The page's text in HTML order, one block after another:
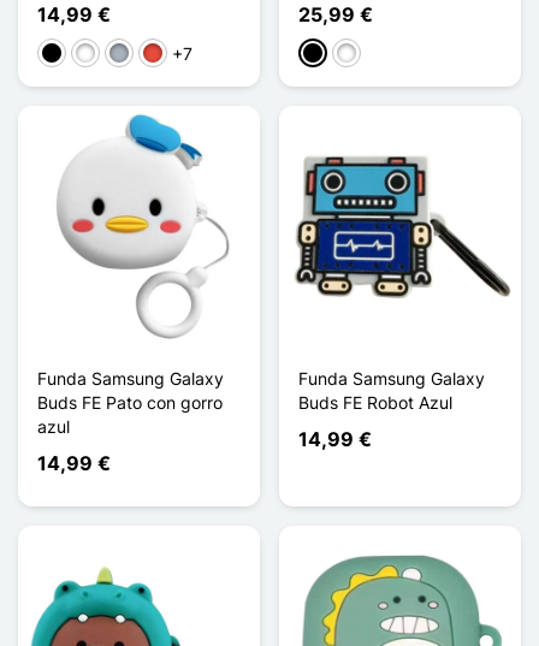
14,99 €
NegroBlanco
Gris Rojo+7
25,99 €
NegroBlanco
Funda Samsung Galaxy
Buds FE Pato con gorro
azul
14,99 €
Funda Samsung Galaxy
Buds FE Robot Azul
14,99 €